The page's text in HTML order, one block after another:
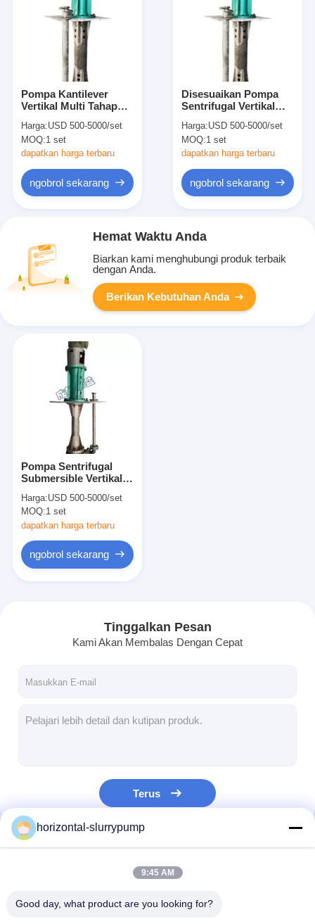
Video
Pompa Kantilever
Vertikal Multi Tahap
Motor Listrik 380V
Harga:USD 500-5000/set
MOQ:1 set
dapatkan harga terbaru
ngobrol sekarang
Disesuaikan Pompa
Sentrifugal Vertikal
Stainless Steel
Multistage
Harga:USD 500-5000/set
MOQ:1 set
dapatkan harga terbaru
ngobrol sekarang
Hemat Waktu Anda
Biarkan kami menghubungi produk terbaik
dengan Anda.
Berikan Kebutuhan Anda
Pompa Sentrifugal
Submersible Vertikal
Impeller Tertutup
Harga:USD 500-5000/set
MOQ:1 set
dapatkan harga terbaru
ngobrol sekarang
Tinggalkan Pesan
Kami Akan Membalas Dengan Cepat
Terus
Kategori Kami
horizontal-slurrypump
9:45 AM
Good day, what product are you looking for?